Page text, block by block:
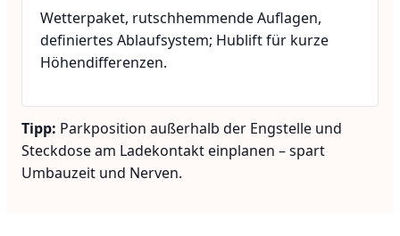
Wetterpaket, rutschhemmende Auflagen,
definiertes Ablaufsystem; Hublift für kurze
Höhendifferenzen.
Tipp: Parkposition außerhalb der Engstelle und
Steckdose am Ladekontakt einplanen – spart
Umbauzeit und Nerven.